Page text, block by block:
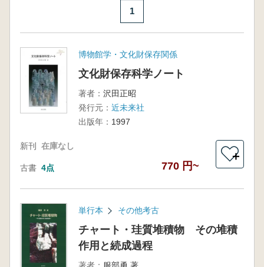
1
博物館学・文化財保存関係
文化財保存科学ノート
著者： 沢田正昭
発行元： 近未来社
出版年： 1997
新刊 在庫なし
古書 4点 770 円~
＋
単行本 その他考古
チャート・珪質堆積物 その堆積
作用と続成過程